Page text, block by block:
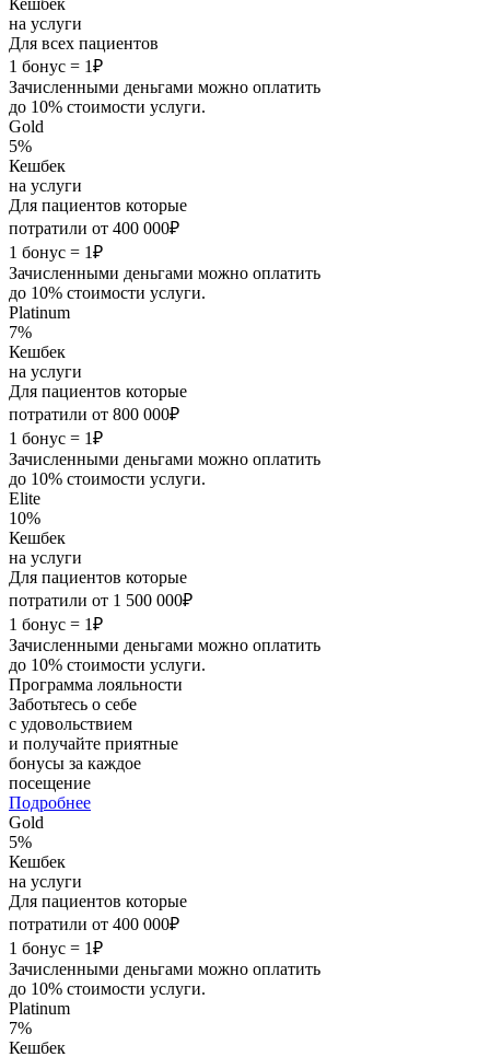
Кешбек
на услуги
Для всех пациентов
1 бонус = 1₽
Зачисленными деньгами можно оплатить
до 10% стоимости услуги.
Gold
5%
Кешбек
на услуги
Для пациентов которые
потратили от 400 000₽
1 бонус = 1₽
Зачисленными деньгами можно оплатить
до 10% стоимости услуги.
Platinum
7%
Кешбек
на услуги
Для пациентов которые
потратили от 800 000₽
1 бонус = 1₽
Зачисленными деньгами можно оплатить
до 10% стоимости услуги.
Elite
10%
Кешбек
на услуги
Для пациентов которые
потратили от 1 500 000₽
1 бонус = 1₽
Зачисленными деньгами можно оплатить
до 10% стоимости услуги.
Программа лояльности
Заботьтесь о себе
с удовольствием
и получайте приятные
бонусы за каждое
посещение
Подробнее
Gold
5%
Кешбек
на услуги
Для пациентов которые
потратили от 400 000₽
1 бонус = 1₽
Зачисленными деньгами можно оплатить
до 10% стоимости услуги.
Platinum
7%
Кешбек